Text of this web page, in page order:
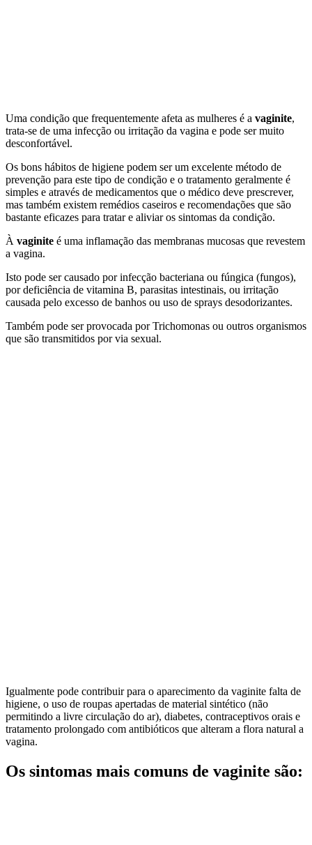
Uma condição que frequentemente afeta as mulheres é a vaginite,
trata-se de uma infecção ou irritação da vagina e pode ser muito
desconfortável.
Os bons hábitos de higiene podem ser um excelente método de
prevenção para este tipo de condição e o tratamento geralmente é
simples e através de medicamentos que o médico deve prescrever,
mas também existem remédios caseiros e recomendações que são
bastante eficazes para tratar e aliviar os sintomas da condição.
À vaginite é uma inflamação das membranas mucosas que revestem
a vagina.
Isto pode ser causado por infecção bacteriana ou fúngica (fungos),
por deficiência de vitamina B, parasitas intestinais, ou irritação
causada pelo excesso de banhos ou uso de sprays desodorizantes.
Também pode ser provocada por Trichomonas ou outros organismos
que são transmitidos por via sexual.
Igualmente pode contribuir para o aparecimento da vaginite falta de
higiene, o uso de roupas apertadas de material sintético (não
permitindo a livre circulação do ar), diabetes, contraceptivos orais e
tratamento prolongado com antibióticos que alteram a flora natural a
vagina.
Os sintomas mais comuns de vaginite são: